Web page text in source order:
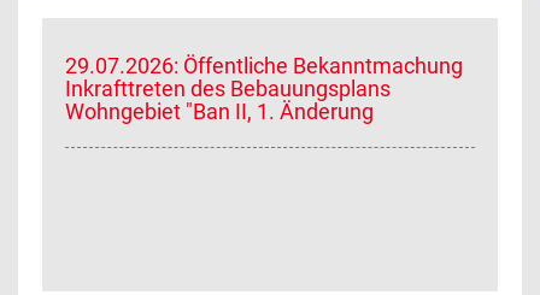
29.07.2026: Öffentliche Bekanntmachung
Inkrafttreten des Bebauungsplans
Wohngebiet "Ban II, 1. Änderung